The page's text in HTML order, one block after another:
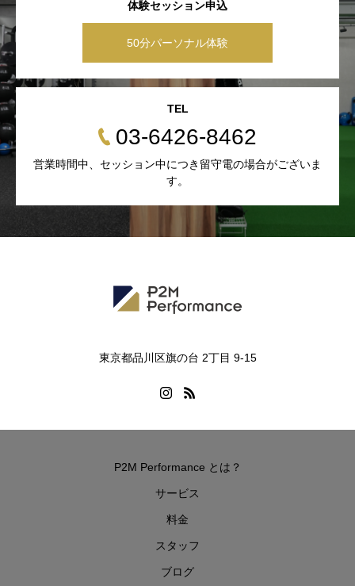
体験セッション申込
50分パーソナル体験
TEL
03-6426-8462
営業時間中、セッション中につき留守電の場合がございま
す。
東京都品川区旗の台 2丁目 9-15
P2M Performance とは？
サービス
料金
スタッフ
ブログ